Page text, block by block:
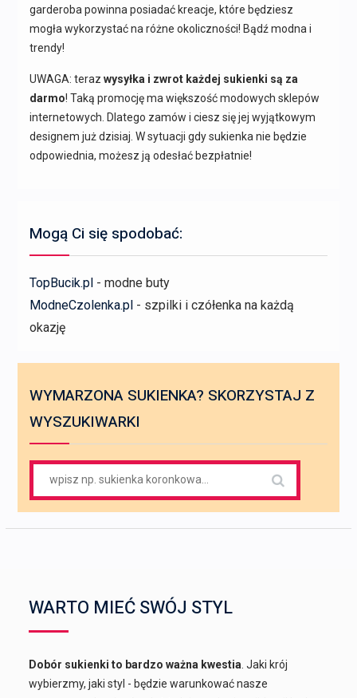
garderoba powinna posiadać kreacje, które będziesz
mogła wykorzystać na różne okoliczności! Bądź modna i
trendy!
UWAGA: teraz wysyłka i zwrot każdej sukienki są za
darmo! Taką promocję ma większość modowych sklepów
internetowych. Dlatego zamów i ciesz się jej wyjątkowym
designem już dzisiaj. W sytuacji gdy sukienka nie będzie
odpowiednia, możesz ją odesłać bezpłatnie!
Mogą Ci się spodobać:
TopBucik.pl- modne buty
ModneCzolenka.pl- szpilki i czółenka na każdą
okazję
WYMARZONA SUKIENKA? SKORZYSTAJ Z
WYSZUKIWARKI
WARTO MIEĆ SWÓJ STYL
Dobór sukienki to bardzo ważna kwestia . Jaki krój
wybierzmy, jaki styl - będzie warunkować nasze